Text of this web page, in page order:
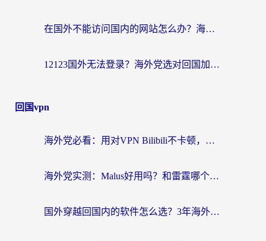
在国外不能访问国内的网站怎么办？海外党必看的无缝回国上网指南
12123国外无法登录？海外党选对回国加速器，轻松解决国内资源访问难题
回国vpn
海外党必看：用对VPN Bilibili不卡顿，英国玩国内游戏也丝滑——2026回国加速器选择指南
海外党实测：Malus好用吗？和雷霆哪个好？+ 3款热门加速器深度对比
国外穿越回国内的软件怎么选？3年海外党亲测实用指南，告别地域限制